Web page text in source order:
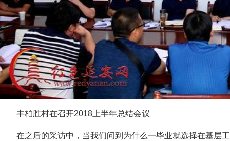
丰柏胜村在召开2018上半年总结会议
在之后的采访中，当我们问到为什么一毕业就选择在基层